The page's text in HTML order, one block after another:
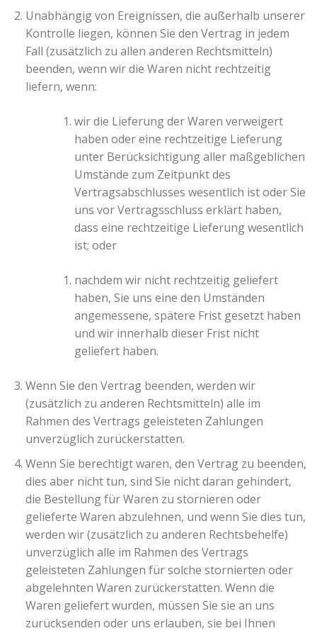
Unabhängig von Ereignissen, die außerhalb unserer
Kontrolle liegen, können Sie den Vertrag in jedem
Fall (zusätzlich zu allen anderen Rechtsmitteln)
beenden, wenn wir die Waren nicht rechtzeitig
liefern, wenn:
wir die Lieferung der Waren verweigert
haben oder eine rechtzeitige Lieferung
unter Berücksichtigung aller maßgeblichen
Umstände zum Zeitpunkt des
Vertragsabschlusses wesentlich ist oder Sie
uns vor Vertragsschluss erklärt haben,
dass eine rechtzeitige Lieferung wesentlich
ist; oder
nachdem wir nicht rechtzeitig geliefert
haben, Sie uns eine den Umständen
angemessene, spätere Frist gesetzt haben
und wir innerhalb dieser Frist nicht
geliefert haben.
Wenn Sie den Vertrag beenden, werden wir
(zusätzlich zu anderen Rechtsmitteln) alle im
Rahmen des Vertrags geleisteten Zahlungen
unverzüglich zurückerstatten.
Wenn Sie berechtigt waren, den Vertrag zu beenden,
dies aber nicht tun, sind Sie nicht daran gehindert,
die Bestellung für Waren zu stornieren oder
gelieferte Waren abzulehnen, und wenn Sie dies tun,
werden wir (zusätzlich zu anderen Rechtsbehelfe)
unverzüglich alle im Rahmen des Vertrags
geleisteten Zahlungen für solche stornierten oder
abgelehnten Waren zurückerstatten. Wenn die
Waren geliefert wurden, müssen Sie sie an uns
zurücksenden oder uns erlauben, sie bei Ihnen